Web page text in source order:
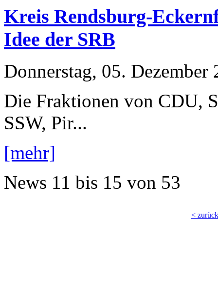
Kreis Rendsburg-
Idee der SRB
Donnerstag, 05. Dezember
Die Fraktionen von CDU,
SSW, Pir...
[mehr]
News 11 bis 15 von 53
< zurück